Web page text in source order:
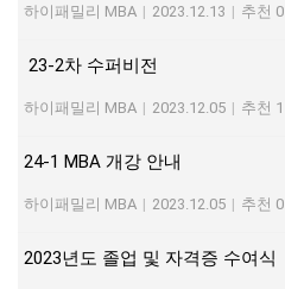
하이패밀리 MBA | 2023.12.13 | 추천 0
23-2차 수퍼비전
하이패밀리 MBA | 2023.12.05 | 추천 1
24-1 MBA 개강 안내
하이패밀리 MBA | 2023.12.05 | 추천 0
2023년도 졸업 및 자격증 수여식